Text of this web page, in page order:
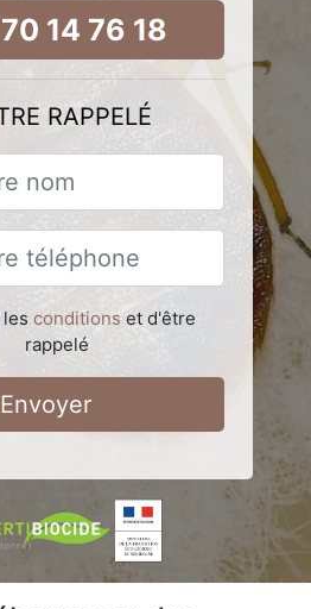
14 76 18
RAPPELÉ
conditions et d'être
rappelé
Envoyer